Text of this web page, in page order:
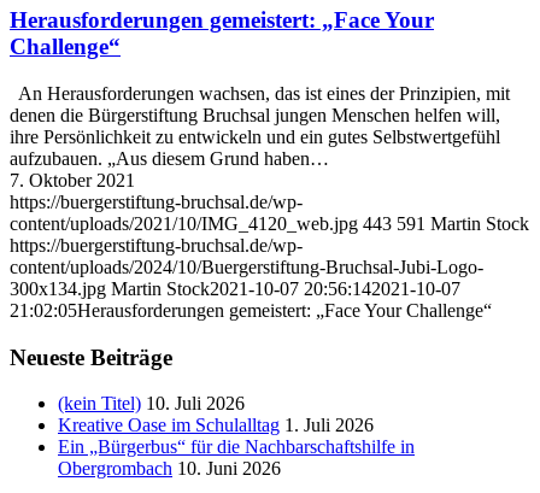
Herausforderungen gemeistert: „Face Your
Challenge“
An Herausforderungen wachsen, das ist eines der Prinzipien, mit
denen die Bürgerstiftung Bruchsal jungen Menschen helfen will,
ihre Persönlichkeit zu entwickeln und ein gutes Selbstwertgefühl
aufzubauen. „Aus diesem Grund haben…
7. Oktober 2021
https://buergerstiftung-bruchsal.de/wp-
content/uploads/2021/10/IMG_4120_web.jpg 443 591 Martin Stock
https://buergerstiftung-bruchsal.de/wp-
content/uploads/2024/10/Buergerstiftung-Bruchsal-Jubi-Logo-
300x134.jpg Martin Stock2021-10-07 20:56:142021-10-07
21:02:05Herausforderungen gemeistert: „Face Your Challenge“
Neueste Beiträge
(kein Titel) 10. Juli 2026
Kreative Oase im Schulalltag 1. Juli 2026
Ein „Bürgerbus“ für die Nachbarschaftshilfe in
Obergrombach 10. Juni 2026